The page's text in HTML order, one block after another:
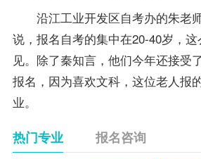
沿江工业开发区自考办的朱老
说，报名自考的集中在20-40岁，
见。除了秦知言，他们今年还接受
报名，因为喜欢文科，这位老人报
业。
热门专业 报名咨询